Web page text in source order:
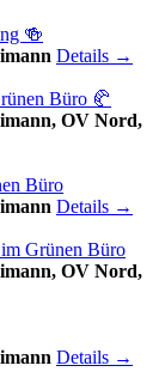
🍻
Details →
Büro 🥐
OV Nord,
Büro
Details →
Grünen Büro
OV Nord,
Details →